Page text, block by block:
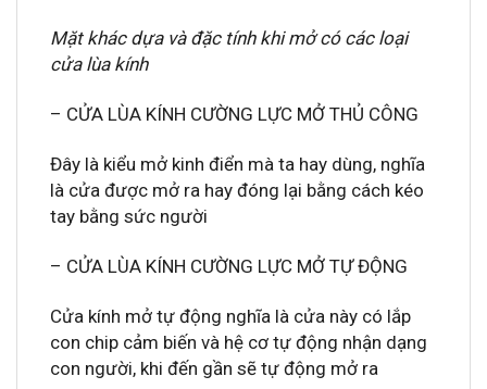
Mặt khác dựa và đặc tính khi mở có các loại
cửa lùa kính
– CỬA LÙA KÍNH CƯỜNG LỰC MỞ THỦ CÔNG
Đây là kiểu mở kinh điển mà ta hay dùng, nghĩa
là cửa được mở ra hay đóng lại bằng cách kéo
tay bằng sức người
– CỬA LÙA KÍNH CƯỜNG LỰC MỞ TỰ ĐỘNG
Cửa kính mở tự động nghĩa là cửa này có lắp
con chip cảm biến và hệ cơ tự động nhận dạng
con người, khi đến gần sẽ tự động mở ra